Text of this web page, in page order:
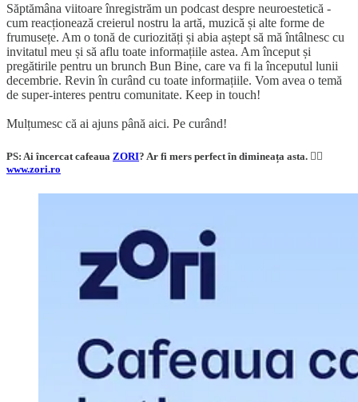
Săptămâna viitoare înregistrăm un podcast despre neuroestetică -
cum reacționează creierul nostru la artă, muzică și alte forme de
frumusețe. Am o tonă de curiozități și abia aștept să mă întâlnesc cu
invitatul meu și să aflu toate informațiile astea. Am început și
pregătirile pentru un brunch Bun Bine, care va fi la începutul lunii
decembrie. Revin în curând cu toate informațiile. Vom avea o temă
de super-interes pentru comunitate. Keep in touch!
Mulțumesc că ai ajuns până aici. Pe curând!
PS: Ai încercat cafeaua ZORI? Ar fi mers perfect în dimineața asta. 👇🏼
www.zori.ro